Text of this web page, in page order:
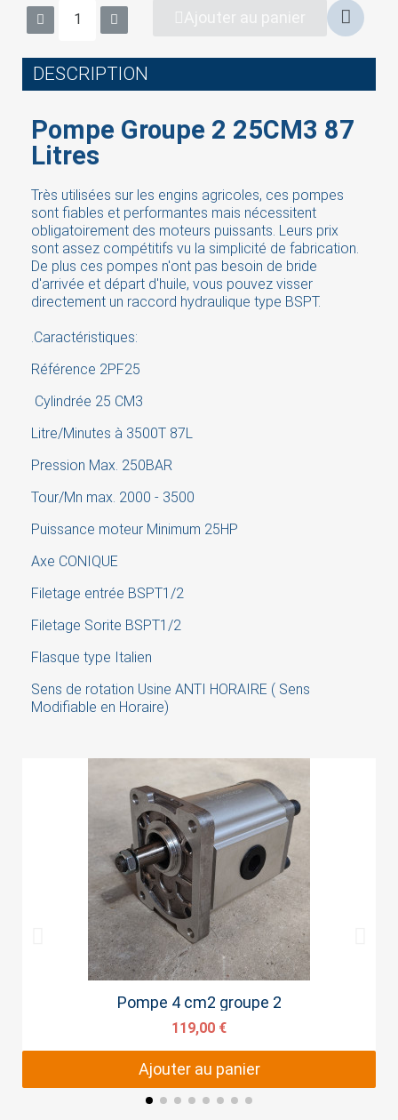
Ajouter au panier
DESCRIPTION
Pompe Groupe 2 25CM3 87
Litres
Très utilisées sur les engins agricoles, ces pompes
sont fiables et performantes mais nécessitent
obligatoirement des moteurs puissants. Leurs prix
sont assez compétitifs vu la simplicité de fabrication.
De plus ces pompes n'ont pas besoin de bride
d'arrivée et départ d'huile, vous pouvez visser
directement un raccord hydraulique type BSPT.
.Caractéristiques:
Référence 2PF25
Cylindrée 25 CM3
Litre/Minutes à 3500T 87L
Pression Max. 250BAR
Tour/Mn max. 2000 - 3500
Puissance moteur Minimum 25HP
Axe CONIQUE
Filetage entrée BSPT1/2
Filetage Sorite BSPT1/2
Flasque type Italien
Sens de rotation Usine ANTI HORAIRE ( Sens
Modifiable en Horaire)
Aperçu rapide
Pompe 4 cm2 groupe 2
119,00 €
Ajouter au panier
Sign in
You need to be logged in to save products in your
wish list.
Cancel